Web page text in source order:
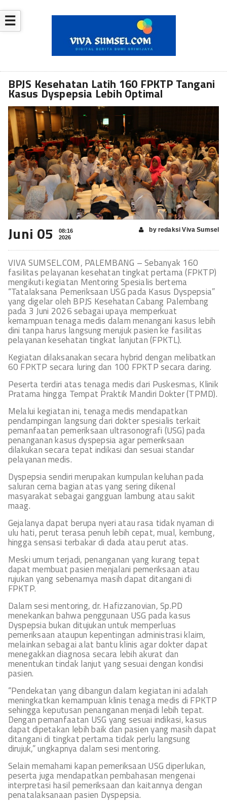
☰
BPJS Kesehatan Latih 160 FPKTP Tangani
Kasus Dyspepsia Lebih Optimal
Juni 05
08:16
2026
by redaksi Viva Sumsel
VIVA SUMSEL.COM, PALEMBANG – Sebanyak 160
fasilitas pelayanan kesehatan tingkat pertama (FPKTP)
mengikuti kegiatan Mentoring Spesialis bertema
“Tatalaksana Pemeriksaan USG pada Kasus Dyspepsia”
yang digelar oleh BPJS Kesehatan Cabang Palembang
pada 3 Juni 2026 sebagai upaya memperkuat
kemampuan tenaga medis dalam menangani kasus lebih
dini tanpa harus langsung merujuk pasien ke fasilitas
pelayanan kesehatan tingkat lanjutan (FPKTL).
Kegiatan dilaksanakan secara hybrid dengan melibatkan
60 FPKTP secara luring dan 100 FPKTP secara daring.
Peserta terdiri atas tenaga medis dari Puskesmas, Klinik
Pratama hingga Tempat Praktik Mandiri Dokter (TPMD).
Melalui kegiatan ini, tenaga medis mendapatkan
pendampingan langsung dari dokter spesialis terkait
pemanfaatan pemeriksaan ultrasonografi (USG) pada
penanganan kasus dyspepsia agar pemeriksaan
dilakukan secara tepat indikasi dan sesuai standar
pelayanan medis.
Dyspepsia sendiri merupakan kumpulan keluhan pada
saluran cerna bagian atas yang sering dikenal
masyarakat sebagai gangguan lambung atau sakit
maag.
Gejalanya dapat berupa nyeri atau rasa tidak nyaman di
ulu hati, perut terasa penuh lebih cepat, mual, kembung,
hingga sensasi terbakar di dada atau perut atas.
Meski umum terjadi, penanganan yang kurang tepat
dapat membuat pasien menjalani pemeriksaan atau
rujukan yang sebenarnya masih dapat ditangani di
FPKTP.
Dalam sesi mentoring, dr. Hafizzanovian, Sp.PD
menekankan bahwa penggunaan USG pada kasus
Dyspepsia bukan ditujukan untuk memperluas
pemeriksaan ataupun kepentingan administrasi klaim,
melainkan sebagai alat bantu klinis agar dokter dapat
menegakkan diagnosa secara lebih akurat dan
menentukan tindak lanjut yang sesuai dengan kondisi
pasien.
“Pendekatan yang dibangun dalam kegiatan ini adalah
meningkatkan kemampuan klinis tenaga medis di FPKTP
sehingga keputusan penanganan menjadi lebih tepat.
Dengan pemanfaatan USG yang sesuai indikasi, kasus
dapat dipetakan lebih baik dan pasien yang masih dapat
ditangani di tingkat pertama tidak perlu langsung
dirujuk,” ungkapnya dalam sesi mentoring.
Selain memahami kapan pemeriksaan USG diperlukan,
peserta juga mendapatkan pembahasan mengenai
interpretasi hasil pemeriksaan dan kaitannya dengan
penatalaksanaan pasien Dyspepsia.